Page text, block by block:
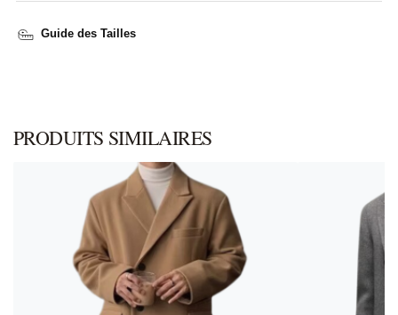
Guide des Tailles
PRODUITS SIMILAIRES